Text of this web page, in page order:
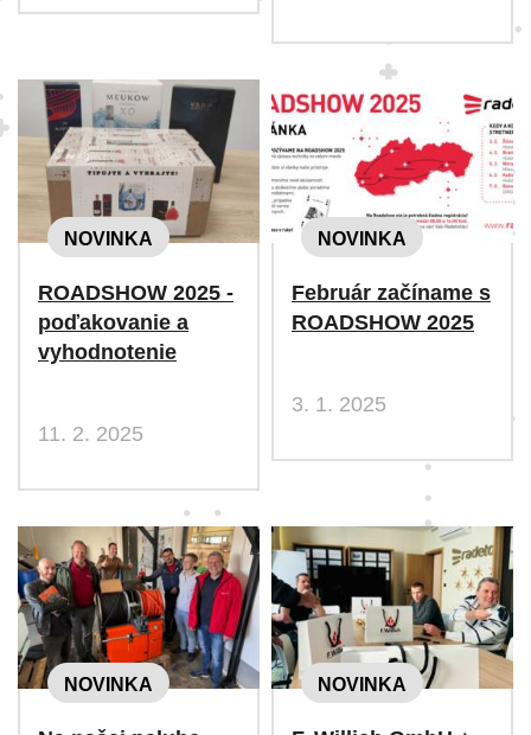
NOVINKA
ROADSHOW 2025 -
poďakovanie a
vyhodnotenie
11. 2. 2025
NOVINKA
Február začíname s
ROADSHOW 2025
3. 1. 2025
NOVINKA NOVINKA